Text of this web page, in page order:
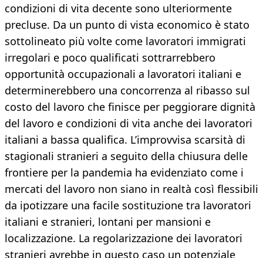
condizioni di vita decente sono ulteriormente
precluse. Da un punto di vista economico è stato
sottolineato più volte come lavoratori immigrati
irregolari e poco qualificati sottrarrebbero
opportunità occupazionali a lavoratori italiani e
determinerebbero una concorrenza al ribasso sul
costo del lavoro che finisce per peggiorare dignità
del lavoro e condizioni di vita anche dei lavoratori
italiani a bassa qualifica. L’improvvisa scarsità di
stagionali stranieri a seguito della chiusura delle
frontiere per la pandemia ha evidenziato come i
mercati del lavoro non siano in realtà così flessibili
da ipotizzare una facile sostituzione tra lavoratori
italiani e stranieri, lontani per mansioni e
localizzazione. La regolarizzazione dei lavoratori
stranieri avrebbe in questo caso un potenziale